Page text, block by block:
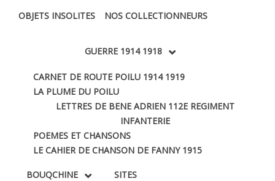
OBJETS INSOLITES NOS COLLECTIONNEURS
GUERRE 1914 1918
CARNET DE ROUTE POILU 1914 1919
LA PLUME DU POILU
LETTRES DE BENE ADRIEN 112E REGIMENT
INFANTERIE
POEMES ET CHANSONS
LE CAHIER DE CHANSON DE FANNY 1915
BOUQCHINE SITES